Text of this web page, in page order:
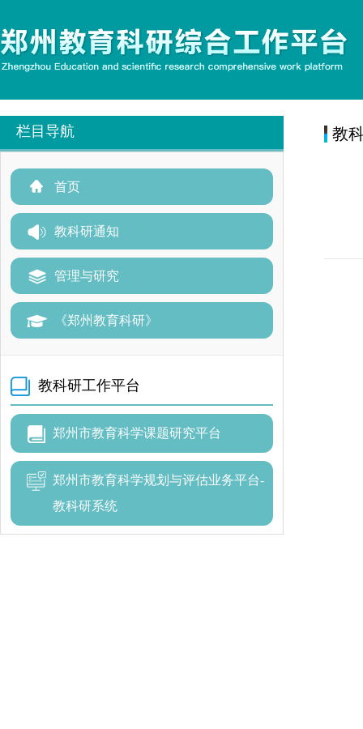
栏目导航
首页
教科研通知
管理与研究
《郑州教育科研》
教科研工作平台
郑州市教育科学课题研究平台
郑州市教育科学规划与评估业务平台-
教科研系统
教